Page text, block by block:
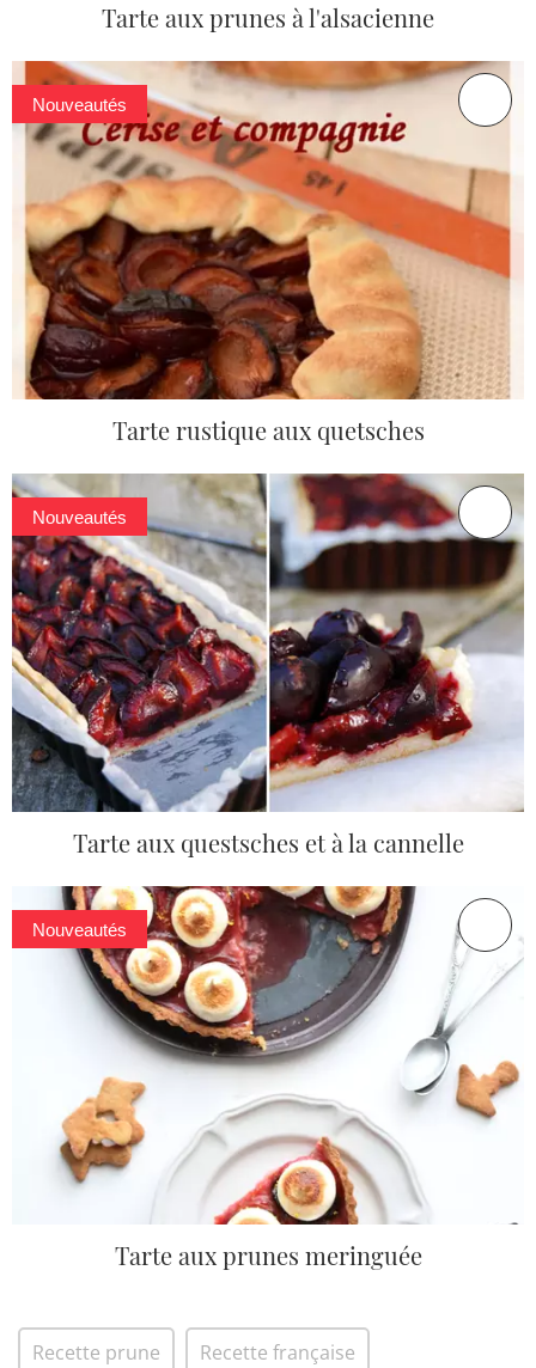
Tarte aux prunes à l'alsacienne
Nouveautés
Tarte rustique aux quetsches
Nouveautés
Tarte aux questsches et à la cannelle
Nouveautés
Tarte aux prunes meringuée
Recette prune Recette française